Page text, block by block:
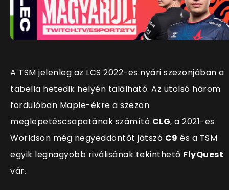
A TSM jelenleg az LCS 2022-es nyári szezonjában a
tabella hetedik helyén található. Az utolsó három
fordulóban Maple-ékre a szezon
meglepetéscsapatának számító CLG, a 2021-es
Worldsön még negyeddöntőt játszó C9 és a TSM
egyik legnagyobb riválisának tekinthető FlyQuest
vár.